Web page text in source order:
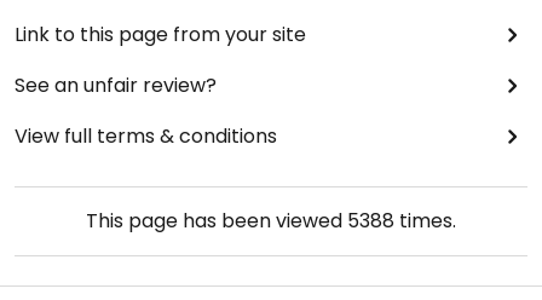
Link to this page from your site
See an unfair review?
View full terms & conditions
This page has been viewed 5388 times.